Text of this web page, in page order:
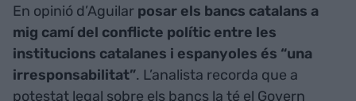
En opinió d’Aguilar posar els bancs catalans a
mig camí del conflicte polític entre les
institucions catalanes i espanyoles és “una
irresponsabilitat”. L’analista recorda que a
potestat legal sobre els bancs la té el Govern